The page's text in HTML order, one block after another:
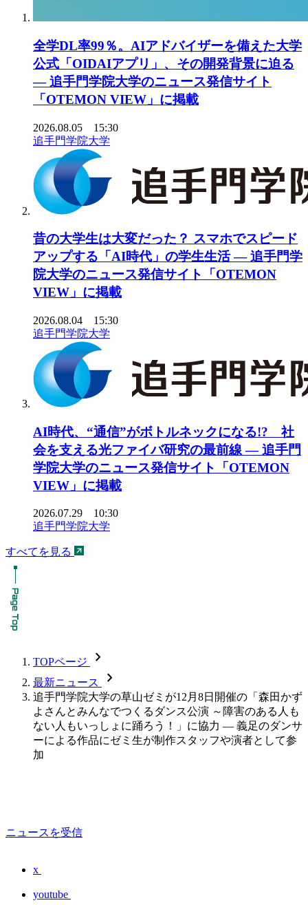
全学DL率99％。AIアドバイザーを備えた大学
公式「OIDAIアプリ」、その開発背景に迫る
― 追手門学院大学のニュース発信サイト
「OTEMON VIEW」に掲載
2026.08.05 15:30
追手門学院大学
昔の大学生は大変だった？ スマホでスピード
アップする「AI時代」の学生生活 ― 追手門学
院大学のニュース発信サイト「OTEMON
VIEW」に掲載
2026.08.04 15:30
追手門学院大学
AI時代、“通信”がボトルネックになる!? 社
会を支える光ファイバ研究の最前線 ― 追手門
学院大学のニュース発信サイト「OTEMON
VIEW」に掲載
2026.07.29 10:30
追手門学院大学
すべてを見る
TOPページ chevron_forward
最新ニュース chevron_forward
追手門学院大学の草山ゼミが12月8日開催の「森田かず
よさんとみんなでつくるダンス公演 ～障害のある人も
ない人もいっしょに踊ろう！」に協力 ― 義足のダンサ
ーによる作品にゼミ生が制作スタッフや演者として参
加
ニュースを受信
x
youtube